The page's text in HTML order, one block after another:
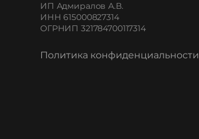
ИП Адмиралов А.В.
ИНН 615000827314
ОГРНИП 321784700117314
Политика конфиденциальности